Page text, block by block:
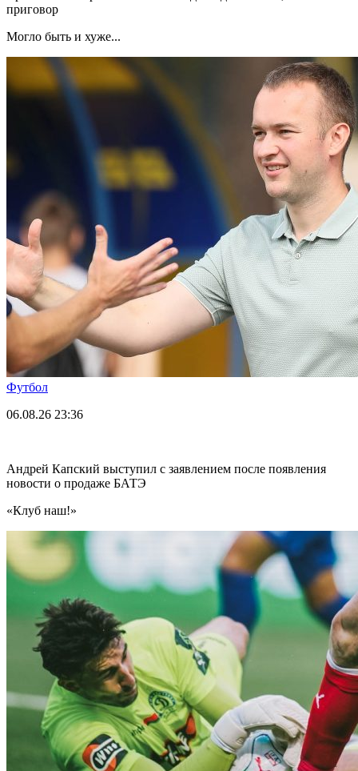
приговор
Могло быть и хуже...
Футбол
06.08.26 23:36
Андрей Капский выступил с заявлением после появления
новости о продаже БАТЭ
«Клуб наш!»